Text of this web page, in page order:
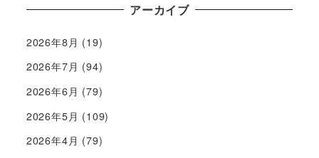
アーカイブ
2026年8月 (19)
2026年7月 (94)
2026年6月 (79)
2026年5月 (109)
2026年4月 (79)